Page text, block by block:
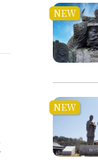
NEW
NEW